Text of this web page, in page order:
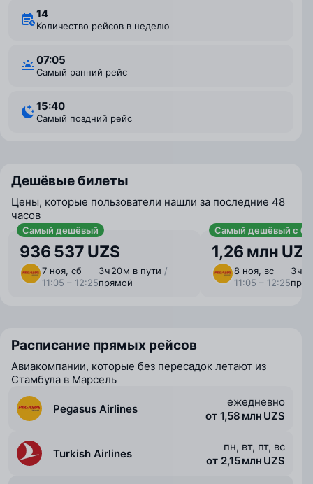
14
Количество рейсов в неделю
07:05
Самый ранний рейс
15:40
Самый поздний рейс
Дешёвые билеты
Цены, которые пользователи нашли за последние 48
часов
Самый дешёвый
936 537 UZS
7 ноя, сб
11:05 – 12:25
3 ⁠ч 20 ⁠м в пути /
прямой
Самый дешёвый с
1,26 млн
8 ноя, вс
11:05 – 12:25
3 ⁠ч
Расписание прямых рейсов
Авиакомпании, которые без пересадок летают из
Стамбула в Марсель
Pegasus Airlines
ежедневно
от 1,58 млн UZS
Turkish Airlines
пн, вт, пт, вс
от 2,15 млн UZS